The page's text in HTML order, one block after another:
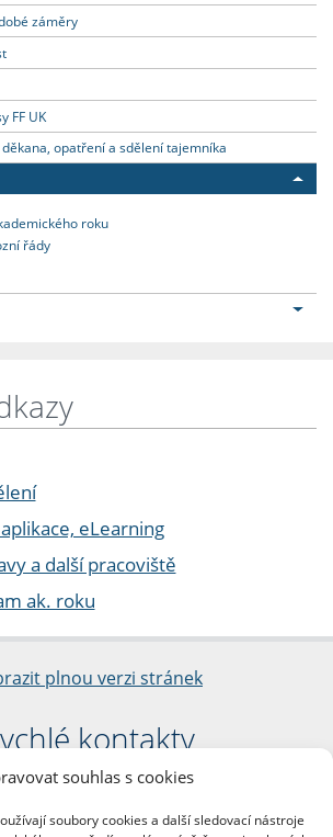
souhlas s cookies
soubory cookies a další sledovací nástroje
záměry
FF UK
opatření a sdělení tajemníka
roku
řády
eLearning
a další pracoviště
ak. roku
plnou verzi stránek
kontakty
Filozofická fakulta
Jana Palacha 1/2